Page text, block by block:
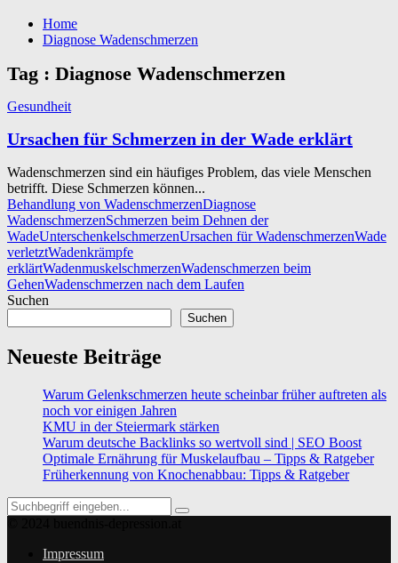
Home
Diagnose Wadenschmerzen
Tag : Diagnose Wadenschmerzen
Gesundheit
Ursachen für Schmerzen in der Wade erklärt
Wadenschmerzen sind ein häufiges Problem, das viele Menschen
betrifft. Diese Schmerzen können...
Behandlung von WadenschmerzenDiagnose
WadenschmerzenSchmerzen beim Dehnen der
WadeUnterschenkelschmerzenUrsachen für WadenschmerzenWade
verletztWadenkrämpfe
erklärtWadenmuskelschmerzenWadenschmerzen beim
GehenWadenschmerzen nach dem Laufen
Suchen
Suchen
Neueste Beiträge
Warum Gelenkschmerzen heute scheinbar früher auftreten als
noch vor einigen Jahren
KMU in der Steiermark stärken
Warum deutsche Backlinks so wertvoll sind | SEO Boost
Optimale Ernährung für Muskelaufbau – Tipps & Ratgeber
Früherkennung von Knochenabbau: Tipps & Ratgeber
Search
for:
Search
Impressum